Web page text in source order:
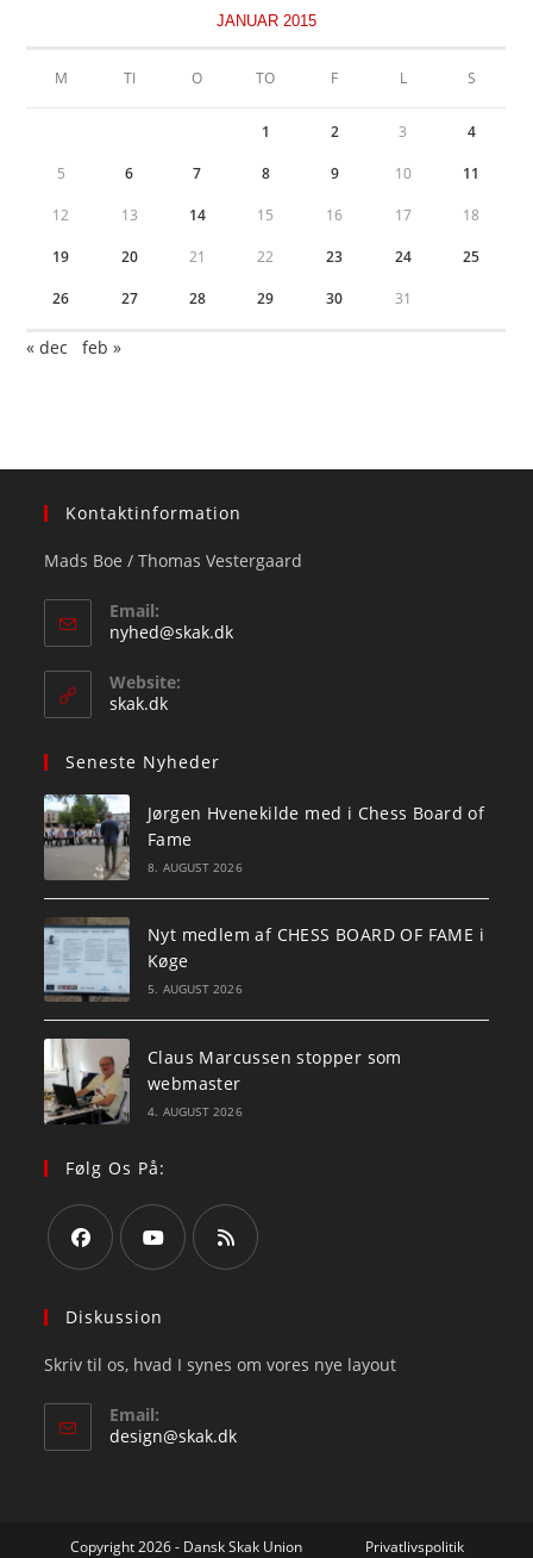
JANUAR 2015
M TI O TO F L S
1 2 3 4
5 6 7 8 9 10 11
12 13 14 15 16 17 18
19 20 21 22 23 24 25
26 27 28 29 30 31
« dec feb »
Kontaktinformation
Mads Boe / Thomas Vestergaard
Email:
nyhed@skak.dkOpens
Website:
skak.dk
Seneste Nyheder
Jørgen Hvenekilde med i Chess Board of
Fame
8. AUGUST 2026
Nyt medlem af CHESS BOARD OF FAME i
Køge
5. AUGUST 2026
Claus Marcussen stopper som
webmaster
4. AUGUST 2026
Følg Os På:
in
new
tab
in
new
new
Diskussion
Skriv til os, hvad I synes om vores nye layout
Email:
design@skak.dkOpens
Copyright 2026 - Dansk Skak Union Privatlivspolitik